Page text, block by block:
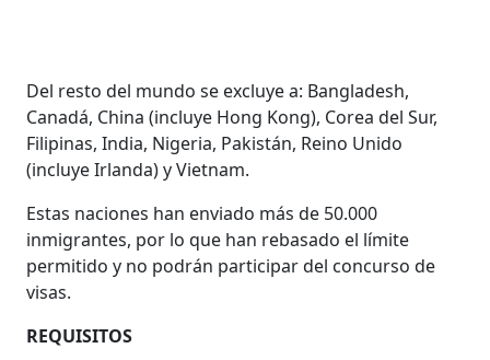
Del resto del mundo se excluye a: Bangladesh,
Canadá, China (incluye Hong Kong), Corea del Sur,
Filipinas, India, Nigeria, Pakistán, Reino Unido
(incluye Irlanda) y Vietnam.
Estas naciones han enviado más de 50.000
inmigrantes, por lo que han rebasado el límite
permitido y no podrán participar del concurso de
visas.
REQUISITOS